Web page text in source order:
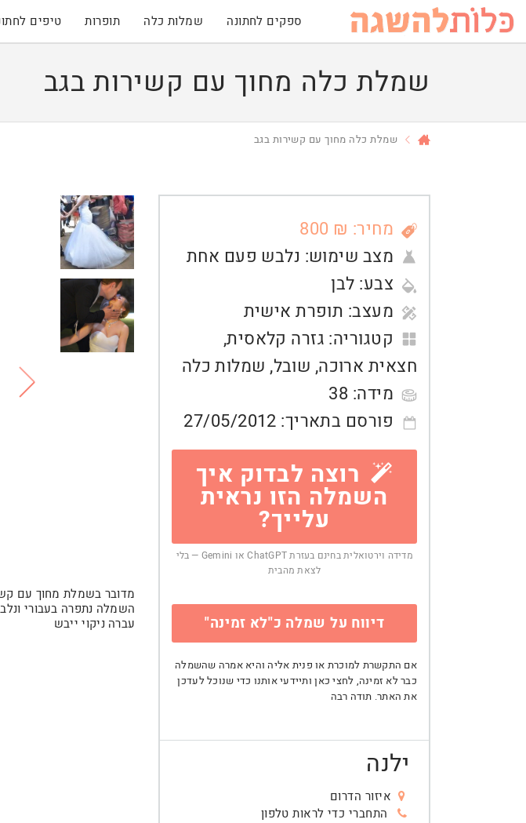
ספקים לחתונה שמלות כלה תופרות טיפים
שמלת כלה מחוך עם קשירות בגב
שמלת כלה מחוך עם קשירות בגב
מחיר: ₪ 800
מצב שימוש: נלבש פעם אחת
צבע: לבן
מעצב: תופרת אישית
קטגוריה: גזרה קלאסית,
חצאית ארוכה, שובל, שמלות כלה
מידה: 38
פורסם בתאריך: 27/05/2012
רוצה לבדוק איך
השמלה הזו נראית
עלייך?
מדידה וירטואלית בחינם בעזרת ChatGPT או Gemini — בלי
לצאת מהבית
דיווח על שמלה כ"לא זמינה"
אם התקשרת למוכרת או פנית אליה והיא אמרה שהשמלה
כבר לא זמינה, לחצי כאן ותיידעי אותנו כדי שנוכל לעדכן
את האתר. תודה רבה
ילנה
איזור הדרום
התחברי כדי לראות טלפון
מדובר בשמלת מחוך עם
השמלה נתפרה בעבורי
עברה ניקוי ייבש